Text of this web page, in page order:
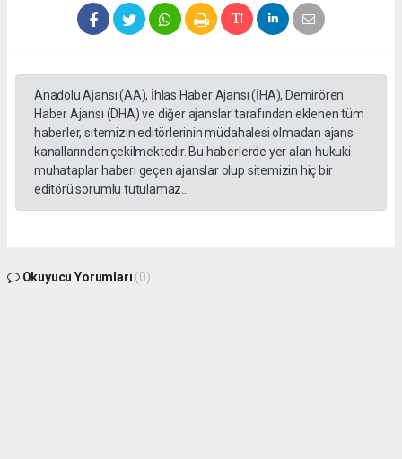
Anadolu Ajansı (AA), İhlas Haber Ajansı (İHA), Demirören
Haber Ajansı (DHA) ve diğer ajanslar tarafından eklenen tüm
haberler, sitemizin editörlerinin müdahalesi olmadan ajans
kanallarından çekilmektedir. Bu haberlerde yer alan hukuki
muhataplar haberi geçen ajanslar olup sitemizin hiç bir
editörü sorumlu tutulamaz...
Okuyucu Yorumları (0)